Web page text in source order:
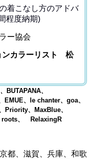
着こなし方のアドバ
程度納期)
ンカラーリスト 松
、
、le chanter、goa、
Priority、MaxBlue、
roots、 RelaxingR
都、滋賀、兵庫、和歌